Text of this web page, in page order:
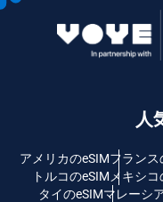
人
アメリカのeSIMフランス
トルコのeSIM メキシコ
タイのeSIMマレーシ